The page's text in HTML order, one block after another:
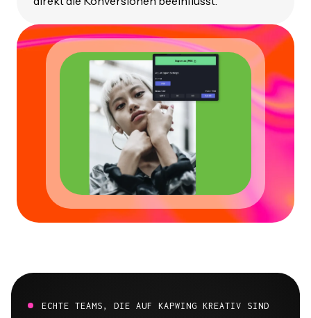
ECHTE TEAMS, DIE AUF KAPWING KREATIV SIND